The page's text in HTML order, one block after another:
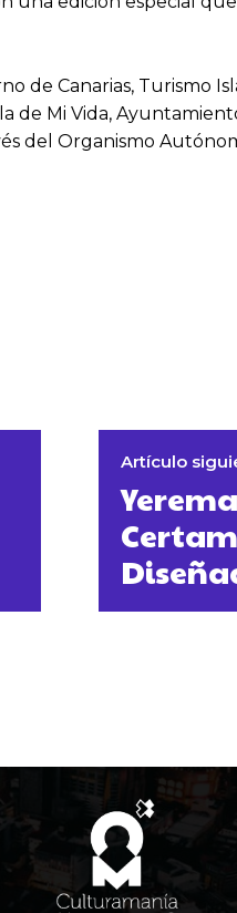
Canarias, Turismo
Mi Vida,
del Organismo
Artículo